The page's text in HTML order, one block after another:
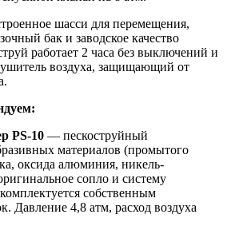
шасси для перемещения,
бак и заводское качество
работает 2 часа без выключений и
воздуха, защищающий от
PS-10 — пескоструйный
материалов (промытого
оксида алюминия, никель-
сопло и систему
собственным
Давление 4,8 атм, расход воздуха